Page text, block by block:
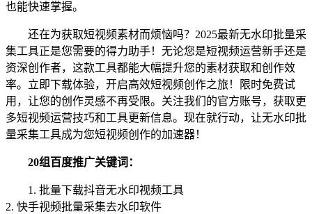
也能快速掌握。
还在为获取短视频素材而烦恼吗？2025最新无水印批量采
集工具正是您需要的得力助手！无论您是短视频运营新手还是
资深创作者，这款工具都能大幅提升您的素材获取和创作效
率。立即下载体验，开启高效短视频创作之旅！限时免费试
用，让您的创作灵感不再受限。关注我们的官方账号，获取更
多短视频运营技巧和工具更新信息。现在就行动，让无水印批
量采集工具成为您短视频创作的加速器！
20组百度推广关键词：
1. 批量下载抖音无水印视频工具
2. 快手视频批量采集去水印软件